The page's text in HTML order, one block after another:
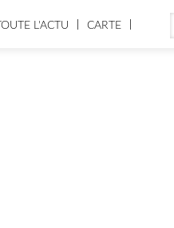
TOUTE L'ACTU CARTE